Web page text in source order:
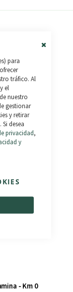
para
tráfico. Al
el
nuestro
gestionar
y retirar
desea
privacidad,
y
Fat - Km 0
€ 1.190,00 €
- Km 0